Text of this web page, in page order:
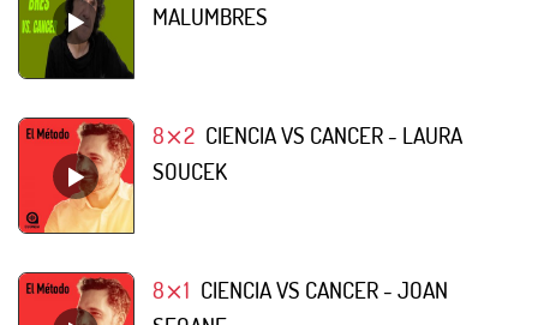
MALUMBRES
8⨯2 CIENCIA VS CANCER - LAURA
SOUCEK
8⨯1 CIENCIA VS CANCER - JOAN